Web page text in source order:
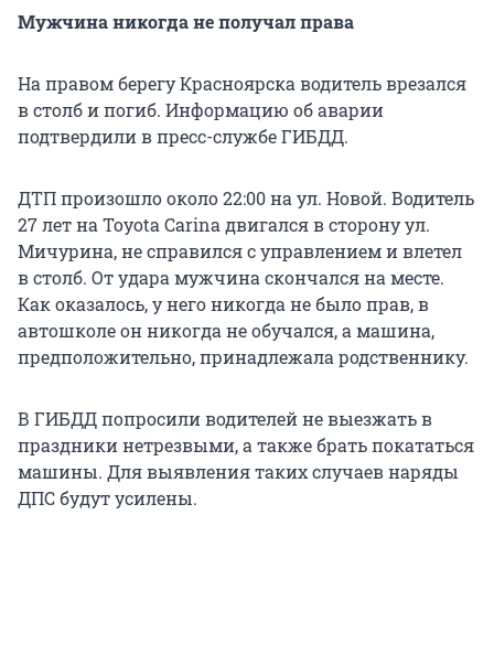
Мужчина никогда не получал права
На правом берегу Красноярска водитель врезался
в столб и погиб. Информацию об аварии
подтвердили в пресс-службе ГИБДД.
ДТП произошло около 22:00 на ул. Новой. Водитель
27 лет на Toyota Carina двигался в сторону ул.
Мичурина, не справился с управлением и влетел
в столб. От удара мужчина скончался на месте.
Как оказалось, у него никогда не было прав, в
автошколе он никогда не обучался, а машина,
предположительно, принадлежала родственнику.
В ГИБДД попросили водителей не выезжать в
праздники нетрезвыми, а также брать покататься
машины. Для выявления таких случаев наряды
ДПС будут усилены.